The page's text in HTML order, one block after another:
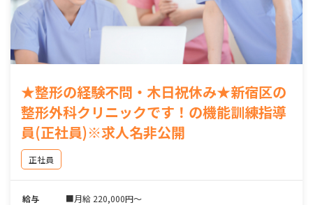
★整形の経験不問・木日祝休み★新宿区の
整形外科クリニックです！の機能訓練指導
員(正社員)※求人名非公開
正社員
給与
■月給 220,000円～